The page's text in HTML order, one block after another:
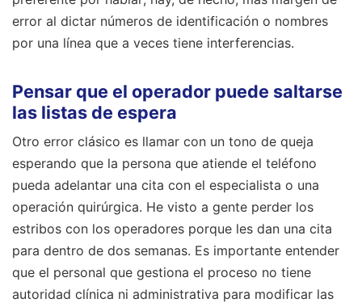
error al dictar números de identificación o nombres
por una línea que a veces tiene interferencias.
Pensar que el operador puede saltarse
las listas de espera
Otro error clásico es llamar con un tono de queja
esperando que la persona que atiende el teléfono
pueda adelantar una cita con el especialista o una
operación quirúrgica. He visto a gente perder los
estribos con los operadores porque les dan una cita
para dentro de dos semanas. Es importante entender
que el personal que gestiona el proceso no tiene
autoridad clínica ni administrativa para modificar las